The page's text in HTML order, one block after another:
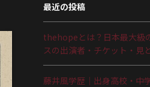
最近の投稿
thehopeとは？日本最大級
スの出演者・チケット・見
藤井風学歴｜出身高校・中